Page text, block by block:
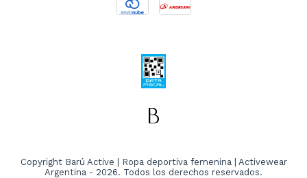
Copyright Barú Active | Ropa deportiva femenina | Activewear
Argentina - 2026. Todos los derechos reservados.